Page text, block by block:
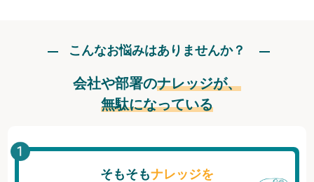
こんなお悩みはありませんか？
会社や部署のナレッジが、
無駄になっている
そもそもナレッジを